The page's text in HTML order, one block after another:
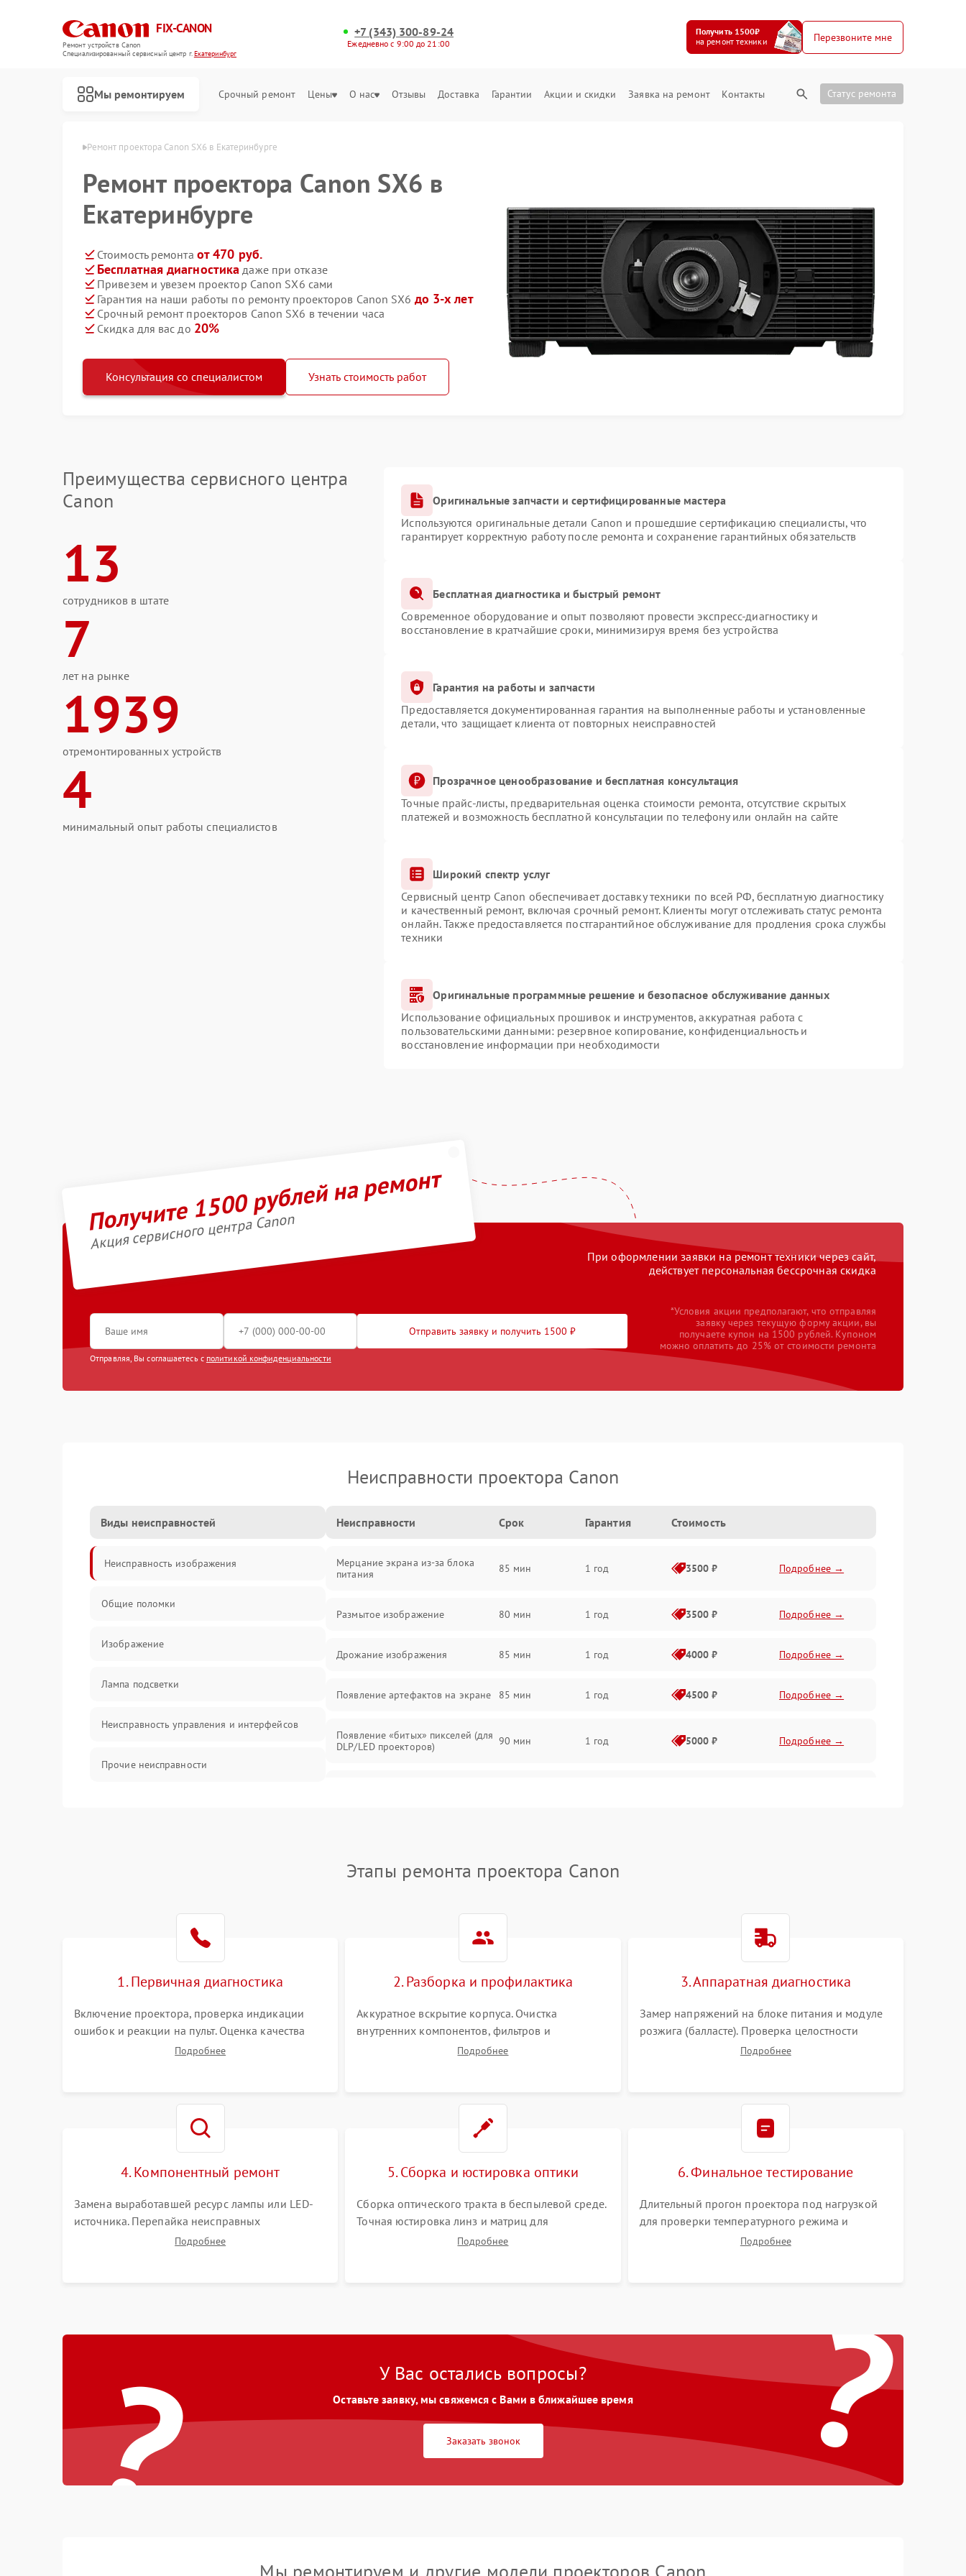
FIX-CANON
Ремонт устройств Canon
Специализированный cервисный центр г.Екатеринбург
+7 (343) 300-89-24
Ежедневно с 9:00 до 21:00
Получить 1500₽
на ремонт техники
Перезвоните мне
Мы ремонтируем Срочный ремонт Цены О нас Отзывы Доставка Гарантии Акции и скидки Заявка на ремонт Контакты Статус ремонта
Ремонт проектора Canon SX6 в Екатеринбурге
Ремонт проектора Canon SX6 в
Екатеринбурге
Стоимость ремонта от 470 руб.
Бесплатная диагностика даже при отказе
Привезем и увезем проектор Canon SX6 сами
Гарантия на наши работы по ремонту проекторов Canon SX6 до 3-х лет
Срочный ремонт проекторов Canon SX6 в течении часа
Скидка для вас до 20%
Консультация со специалистом Узнать стоимость работ
Преимущества сервисного центра
Canon
13
сотрудников в штате
7
лет на рынке
1939
отремонтированных устройств
4
минимальный опыт работы специалистов
Оригинальные запчасти и сертифицированные мастера
Используются оригинальные детали Canon и прошедшие сертификацию специалисты, что
гарантирует корректную работу после ремонта и сохранение гарантийных обязательств
Бесплатная диагностика и быстрый ремонт
Современное оборудование и опыт позволяют провести экспресс-диагностику и
восстановление в кратчайшие сроки, минимизируя время без устройства
Гарантия на работы и запчасти
Предоставляется документированная гарантия на выполненные работы и установленные
детали, что защищает клиента от повторных неисправностей
Прозрачное ценообразование и бесплатная консультация
Точные прайс-листы, предварительная оценка стоимости ремонта, отсутствие скрытых
платежей и возможность бесплатной консультации по телефону или онлайн на сайте
Широкий спектр услуг
Сервисный центр Canon обеспечивает доставку техники по всей РФ, бесплатную диагностику
и качественный ремонт, включая срочный ремонт. Клиенты могут отслеживать статус ремонта
онлайн. Также предоставляется постгарантийное обслуживание для продления срока службы
техники
Оригинальные программные решение и безопасное обслуживание данных
Использование официальных прошивок и инструментов, аккуратная работа с
пользовательскими данными: резервное копирование, конфиденциальность и
восстановление информации при необходимости
Получите 1500 рублей на ремонт
Акция сервисного центра Canon
При оформлении заявки на ремонт техники через сайт,
действует персональная бессрочная скидка
Отправить заявку и получить 1500 ₽
Отправляя, Вы соглашаетесь с политикой конфиденциальности
*Условия акции предполагают, что отправляя
заявку через текущую форму акции, вы
получаете купон на 1500 рублей. Купоном
можно оплатить до 25% от стоимости ремонта
Неисправности проектора Canon
Виды неисправностей
Неисправность изображения
Общие поломки
Изображение
Лампа подсветки
Неисправность управления и интерфейсов
Прочие неисправности
Неисправности Срок Гарантия Стоимость
Мерцание экрана из-за блока
питания
85 мин 1 год 3500 ₽ Подробнее →
Размытое изображение 80 мин 1 год 3500 ₽ Подробнее →
Дрожание изображения 85 мин 1 год 4000 ₽ Подробнее →
Появление артефактов на экране 85 мин 1 год 4500 ₽ Подробнее →
Появление «битых» пикселей (для
DLP/LED проекторов)
90 мин 1 год 5000 ₽ Подробнее →
коррекция трапеции (Keystone)
Проблемы с масштабированием
80 мин 3500 ₽ Подробнее →
Этапы ремонта проектора Canon
1. Первичная диагностика
Включение проектора, проверка индикации
ошибок и реакции на пульт. Оценка качества
проекции, яркости лампы, наличия артефактов
Подробнее
2. Разборка и профилактика
Аккуратное вскрытие корпуса. Очистка
внутренних компонентов, фильтров и
вентиляторов от накопившейся пыли.
Подробнее
3. Аппаратная диагностика
Замер напряжений на блоке питания и модуле
розжига (балласте). Проверка целостности
цветового колеса (DLP) или поляризаторов (LCD).
Подробнее
4. Компонентный ремонт
Замена выработавшей ресурс лампы или LED-
источника. Перепайка неисправных
компонентов на платах. Замена DMD-чипа при
Подробнее
5. Сборка и юстировка оптики
Сборка оптического тракта в беспылевой среде.
Точная юстировка линз и матриц для
правильного сведения цветов и устранения
Подробнее
6. Финальное тестирование
Длительный прогон проектора под нагрузкой
для проверки температурного режима и
отсутствия перегрева. Оценка фокуса,
Подробнее
? ?
У Вас остались вопросы?
Оставьте заявку, мы свяжемся с Вами в ближайшее время
Заказать звонок